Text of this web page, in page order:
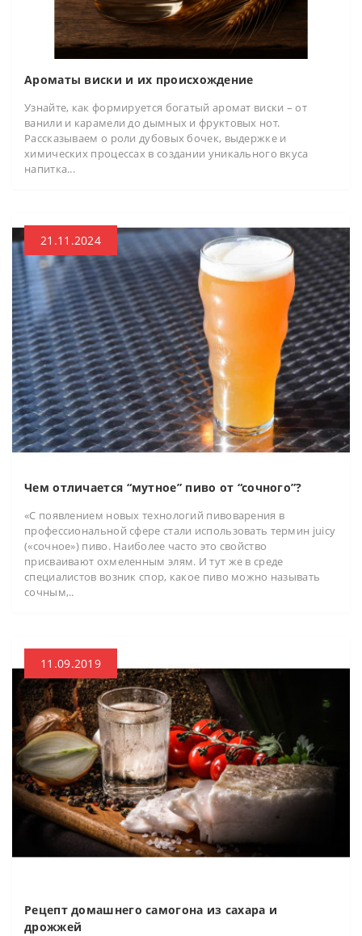
Ароматы виски и их происхождение
Узнайте, как формируется богатый аромат виски – от
ванили и карамели до дымных и фруктовых нот.
Рассказываем о роли дубовых бочек, выдержке и
химических процессах в создании уникального вкуса
напитка...
21.11.2024
Чем отличается “мутное” пиво от “сочного”?
«С появлением новых технологий пивоварения в
профессиональной сфере стали использовать термин juicy
(«сочное») пиво. Наиболее часто это свойство
присваивают охмеленным элям. И тут же в среде
специалистов возник спор, какое пиво можно называть
сочным,..
11.09.2019
Рецепт домашнего самогона из сахара и
дрожжей